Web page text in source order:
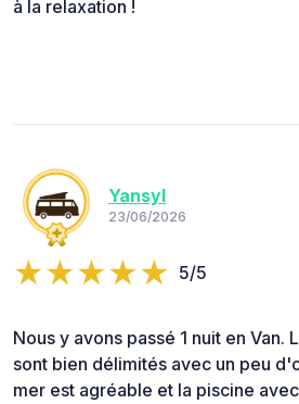
à la relaxation !
Yansyl
23/06/2026
5/5
Nous y avons passé 1 nuit en Van.
sont bien délimités avec un peu
mer est agréable et la piscine